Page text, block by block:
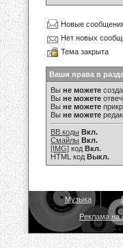
Новые
Нет новых
Тема закрыта
Ваши права в
Вы не можете
Вы не можете
Вы не можете
Вы не можете
BB коды Вкл.
Смайлы Вкл.
[IMG] код Вкл.
HTML код Выкл.
Музыка
Реклама на